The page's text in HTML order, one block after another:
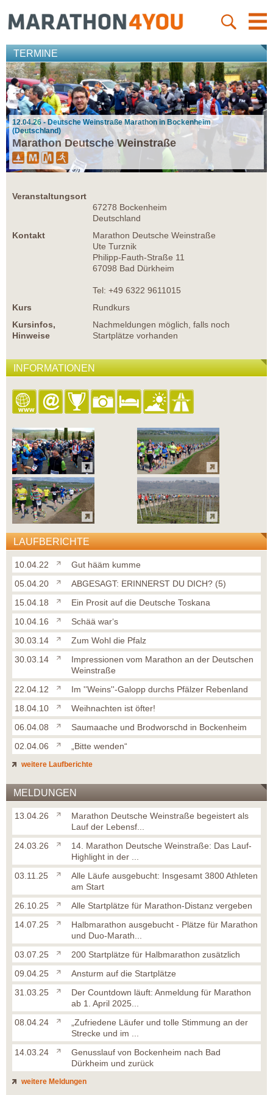
TERMINE
12.04.26 - Deutsche Weinstraße Marathon in Bockenheim
(Deutschland)
Marathon Deutsche Weinstraße
Veranstaltungsort
67278 Bockenheim
Deutschland
Kontakt
Marathon Deutsche Weinstraße
Ute Turznik
Philipp-Fauth-Straße 11
67098 Bad Dürkheim
Tel: +49 6322 9611015
Kurs
Rundkurs
Kursinfos,
Hinweise
Nachmeldungen möglich, falls noch
Startplätze vorhanden
INFORMATIONEN
LAUFBERICHTE
10.04.22
Gut hääm kumme
05.04.20
ABGESAGT: ERINNERST DU DICH? (5)
15.04.18
Ein Prosit auf die Deutsche Toskana
10.04.16
Schää war‘s
30.03.14
Zum Wohl die Pfalz
30.03.14
Impressionen vom Marathon an der Deutschen
Weinstraße
22.04.12
Im ''Weins''-Galopp durchs Pfälzer Rebenland
18.04.10
Weihnachten ist öfter!
06.04.08
Saumaache und Brodworschd in Bockenheim
02.04.06
„Bitte wenden“
weitere Laufberichte
MELDUNGEN
13.04.26
Marathon Deutsche Weinstraße begeistert als
Lauf der Lebensf...
24.03.26
14. Marathon Deutsche Weinstraße: Das Lauf-
Highlight in der ...
03.11.25
Alle Läufe ausgebucht: Insgesamt 3800 Athleten
am Start
26.10.25
Alle Startplätze für Marathon-Distanz vergeben
14.07.25
Halbmarathon ausgebucht - Plätze für Marathon
und Duo-Marath...
03.07.25
200 Startplätze für Halbmarathon zusätzlich
09.04.25
Ansturm auf die Startplätze
31.03.25
Der Countdown läuft: Anmeldung für Marathon
ab 1. April 2025...
08.04.24
„Zufriedene Läufer und tolle Stimmung an der
Strecke und im ...
14.03.24
Genusslauf von Bockenheim nach Bad
Dürkheim und zurück
weitere Meldungen